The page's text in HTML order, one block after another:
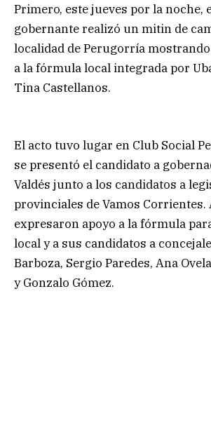
Primero, este jueves por la noche,
gobernante realizó un mitin de
localidad de Perugorría
a la fórmula local integrada por
Tina Castellanos.
El acto tuvo lugar en Club Social
se presentó el candidato a
Valdés junto a los candidatos a
provinciales de Vamos Corrientes.
expresaron apoyo a la fórmula
local y a sus candidatos a
Barboza, Sergio Paredes, Ana
y Gonzalo Gómez.